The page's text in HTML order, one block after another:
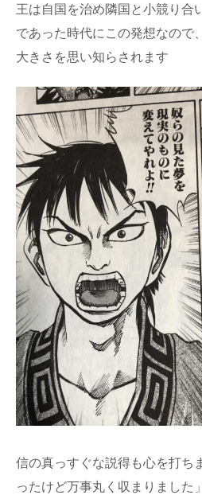
王は自国を治め隣国と小競り合
であった時代にこの発想なので
大きさを思い知らされます
信の真っすぐな説得も心を打ち
ったけど万事丸く収まりました